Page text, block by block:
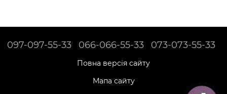
097-097-55-33 066-066-55-33 073-073-55-33
Повна версія сайту
Мапа сайту